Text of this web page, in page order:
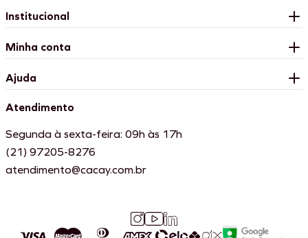
Institucional
Minha conta
Ajuda
Atendimento
Segunda à sexta-feira: 09h às 17h
(21) 97205-8276
atendimento@cacay.com.br